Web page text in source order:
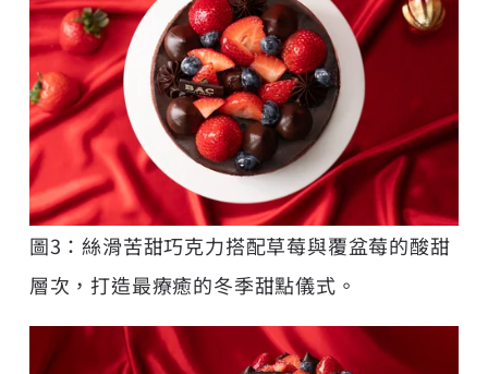
圖3：絲滑苦甜巧克力搭配草莓與覆盆莓的酸甜
層次，打造最療癒的冬季甜點儀式。